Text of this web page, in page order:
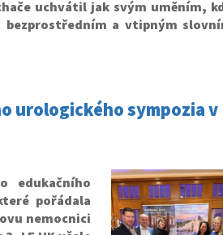
uchvátil jak svým uměním,
a vtipným
urologického sympozia v
edukačního
pořádala
nemocnici